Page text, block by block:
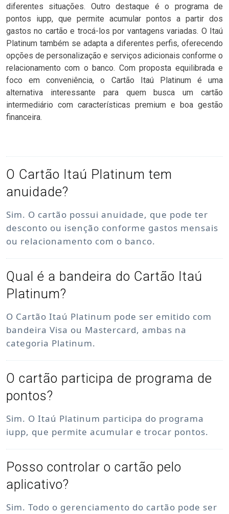
diferentes situações. Outro destaque é o programa de
pontos iupp, que permite acumular pontos a partir dos
gastos no cartão e trocá-los por vantagens variadas. O Itaú
Platinum também se adapta a diferentes perfis, oferecendo
opções de personalização e serviços adicionais conforme o
relacionamento com o banco. Com proposta equilibrada e
foco em conveniência, o Cartão Itaú Platinum é uma
alternativa interessante para quem busca um cartão
intermediário com características premium e boa gestão
financeira.
O Cartão Itaú Platinum tem
anuidade?
Sim. O cartão possui anuidade, que pode ter
desconto ou isenção conforme gastos mensais
ou relacionamento com o banco.
Qual é a bandeira do Cartão Itaú
Platinum?
O Cartão Itaú Platinum pode ser emitido com
bandeira Visa ou Mastercard, ambas na
categoria Platinum.
O cartão participa de programa de
pontos?
Sim. O Itaú Platinum participa do programa
iupp, que permite acumular e trocar pontos.
Posso controlar o cartão pelo
aplicativo?
Sim. Todo o gerenciamento do cartão pode ser